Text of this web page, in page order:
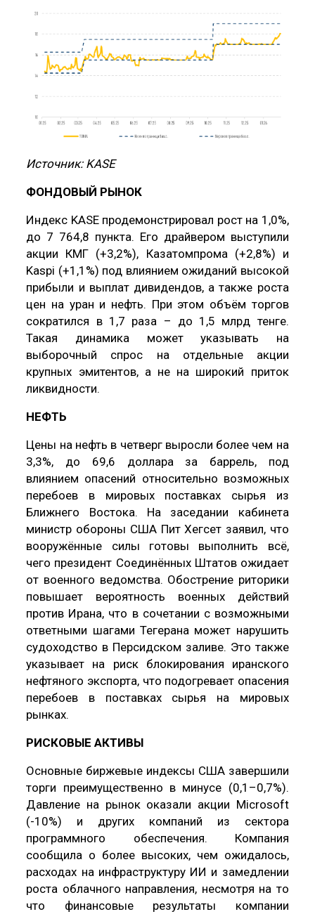
Источник: KASE
ФОНДОВЫЙ РЫНОК
Индекс KASE продемонстрировал рост на 1,0%,
до 7 764,8 пункта. Его драйвером выступили
акции КМГ (+3,2%), Казатомпрома (+2,8%) и
Kaspi (+1,1%) под влиянием ожиданий высокой
прибыли и выплат дивидендов, а также роста
цен на уран и нефть. При этом объём торгов
сократился в 1,7 раза – до 1,5 млрд тенге.
Такая динамика может указывать на
выборочный спрос на отдельные акции
крупных эмитентов, а не на широкий приток
ликвидности.
НЕФТЬ
Цены на нефть в четверг выросли более чем на
3,3%, до 69,6 доллара за баррель, под
влиянием опасений относительно возможных
перебоев в мировых поставках сырья из
Ближнего Востока. На заседании кабинета
министр обороны США Пит Хегсет заявил, что
вооружённые силы готовы выполнить всё,
чего президент Соединённых Штатов ожидает
от военного ведомства. Обострение риторики
повышает вероятность военных действий
против Ирана, что в сочетании с возможными
ответными шагами Тегерана может нарушить
судоходство в Персидском заливе. Это также
указывает на риск блокирования иранского
нефтяного экспорта, что подогревает опасения
перебоев в поставках сырья на мировых
рынках.
РИСКОВЫЕ АКТИВЫ
Основные биржевые индексы США завершили
торги преимущественно в минусе (0,1–0,7%).
Давление на рынок оказали акции Microsoft
(-10%) и других компаний из сектора
программного обеспечения. Компания
сообщила о более высоких, чем ожидалось,
расходах на инфраструктуру ИИ и замедлении
роста облачного направления, несмотря на то
что финансовые результаты компании